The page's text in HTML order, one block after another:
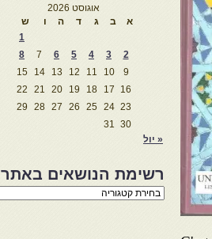
אוגוסט 2026
א
ב ג ד ה ו
ש
1
2
3
4
5
6
7
8
9
10
11
12
13
14
15
16
17
18
19
20
21
22
23
24
25
26
27
28
29
30
31
« יול
רשימת הנושאים באתר
רשימת
הנושאים